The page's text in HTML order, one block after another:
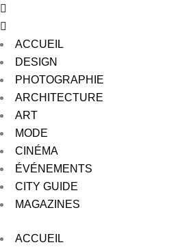
ACCUEIL
DESIGN
PHOTOGRAPHIE
ARCHITECTURE
ART
MODE
CINÉMA
ÉVÉNEMENTS
CITY GUIDE
MAGAZINES
ACCUEIL